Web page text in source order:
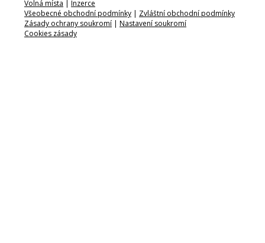
Volná místa | Inzerce
Všeobecné obchodní podmínky | Zvláštní obchodní podmínky
Zásady ochrany soukromí | Nastavení soukromí
Cookies zásady